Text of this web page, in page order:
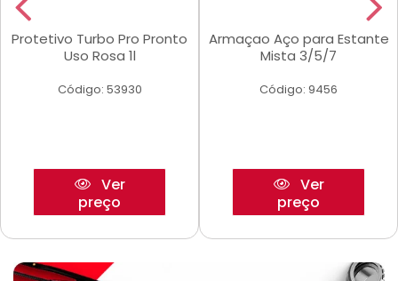
Protetivo Turbo Pro Pronto
Uso Rosa 1l
Código: 53930
Ver
preço
Armaçao Aço para Estante
Mista 3/5/7
Código: 9456
Ver
preço